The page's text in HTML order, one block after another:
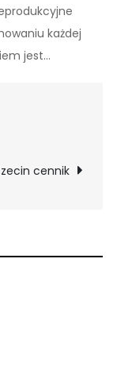
każdej
jest…
cennik